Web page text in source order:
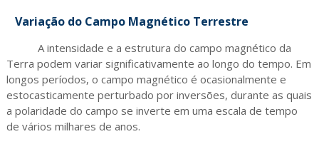
Variação do Campo Magnético Terrestre
A intensidade e a estrutura do campo magnético da
Terra podem variar significativamente ao longo do tempo. Em
longos períodos, o campo magnético é ocasionalmente e
estocasticamente perturbado por inversões, durante as quais
a polaridade do campo se inverte em uma escala de tempo
de vários milhares de anos.